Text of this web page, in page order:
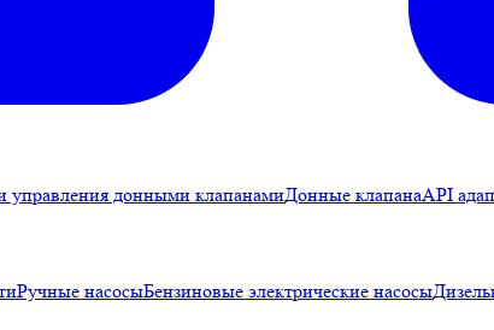
управления донными клапанамиДонные клапанаAPI
Ручные насосыБензиновые электрические насосы